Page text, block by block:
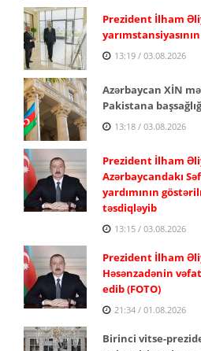
Prezident İlham
13:19 / 03.08.2026
Azərbaycan XİN
Pakistana
13:18 / 03.08.2026
Prezident İlham
Azərbaycandakı
yardımının
təsdiqləyib
13:15 / 03.08.2026
Prezident İlham
Həsənzadənin
edib (FOTO)
21:34 / 01.08.2026
Birinci vitse-